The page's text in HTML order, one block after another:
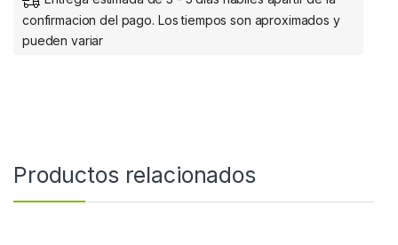
confirmacion del pago. Los tiempos son aproximados y
pueden variar
Productos relacionados